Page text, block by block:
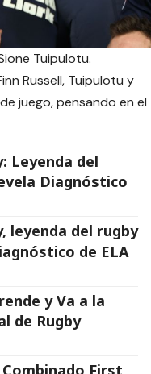
Tuipulotu.
Russell, Tuipulotu y
juego, pensando en el
Leyenda del
Diagnóstico
leyenda del rugby
de ELA
y Va a la
de Rugby